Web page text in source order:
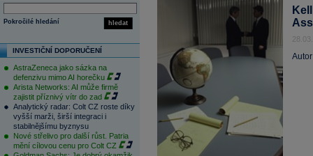
hledat
Pokročilé hledání
INVESTIČNÍ DOPORUČENÍ
AstraZeneca jako sázka na
defenzivu mimo AI horečku
Arista Networks: AI může firmě
zajistit příznivý vítr do zad
Analytický radar: Colt CZ roste díky
vyšší marži, širší integraci i
stabilnějšímu byznysu
Nové střelivo pro další růst. Patria
mění cílovou cenu pro Colt CZ